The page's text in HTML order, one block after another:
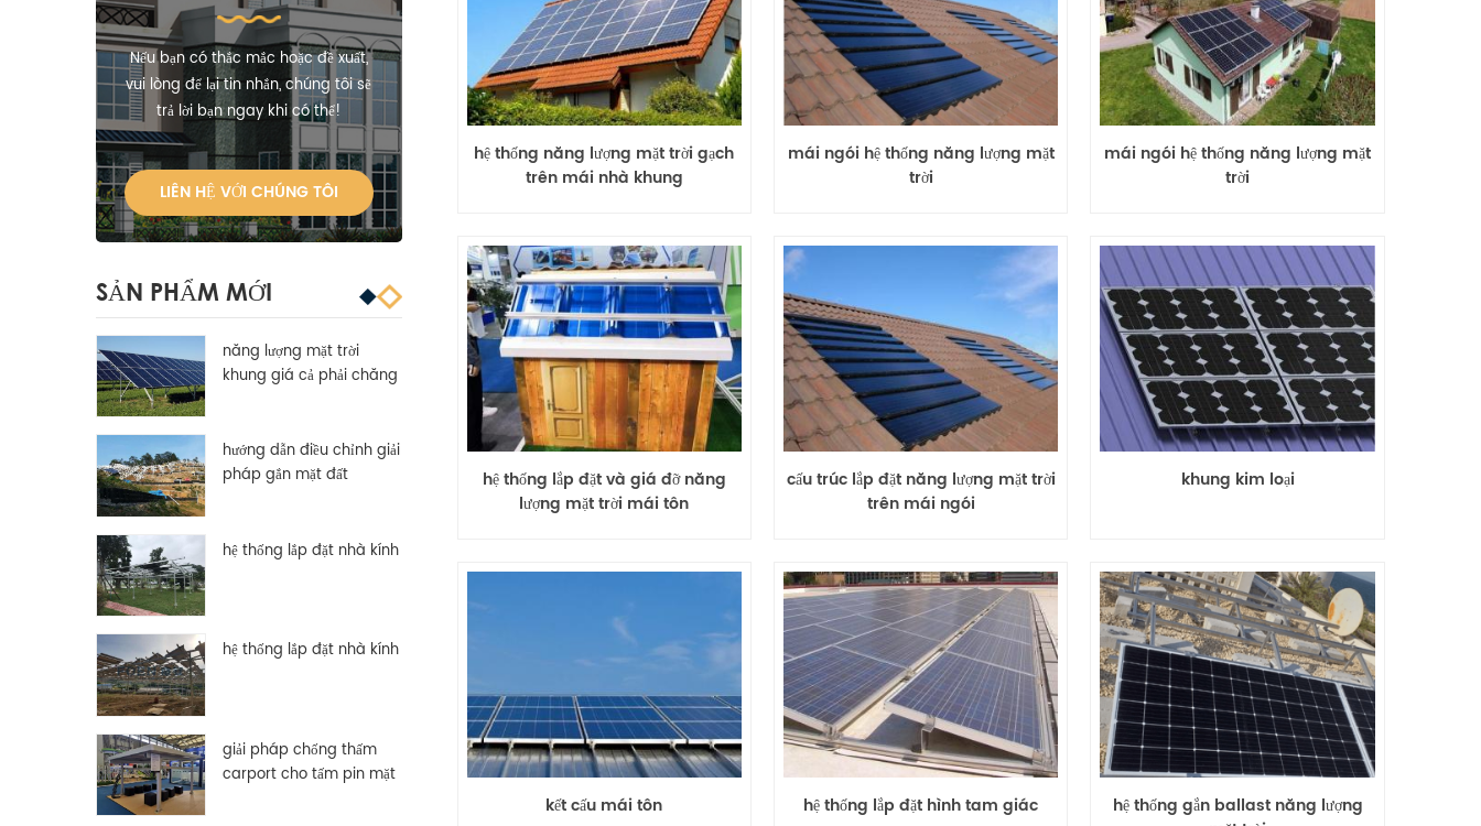
Nếu bạn có thắc mắc hoặc đề xuất,
vui lòng để lại tin nhắn, chúng tôi sẽ
trả lời bạn ngay khi có thể!
LIÊN HỆ VỚI CHÚNG TÔI
SẢN PHẨM MỚI
năng lượng mặt trời
khung giá cả phải chăng
hướng dẫn điều chỉnh giải
pháp gắn mặt đất
hệ thống lắp đặt nhà kính
hệ thống lắp đặt nhà kính
giải pháp chống thấm
carport cho tấm pin mặt
hệ thống năng lượng mặt trời gạch
trên mái nhà khung
mái ngói hệ thống năng lượng mặt
trời
mái ngói hệ thống năng lượng mặt
trời
hệ thống lắp đặt và giá đỡ năng
lượng mặt trời mái tôn
cấu trúc lắp đặt năng lượng mặt trời
trên mái ngói
khung kim loại
kết cấu mái tôn hệ thống lắp đặt hình tam giác
hệ thống gắn ballast năng lượng